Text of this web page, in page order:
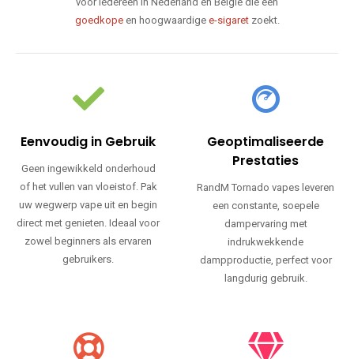
goedkopeen hoogwaardige e-sigaretzoekt.
Eenvoudig in Gebruik
Geen ingewikkeld onderhoud
of het vullen van vloeistof. Pak
uw wegwerp vape uit en begin
direct met genieten. Ideaal voor
zowel beginners als ervaren
gebruikers.
Geoptimaliseerde
Prestaties
RandM Tornado vapes leveren
een constante, soepele
dampervaring met
indrukwekkende
dampproductie, perfect voor
langdurig gebruik.